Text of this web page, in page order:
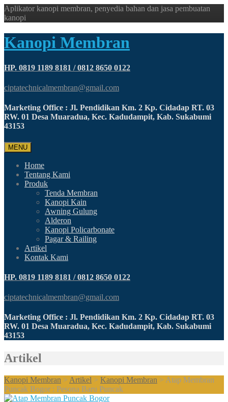
Aplikator kanopi membran, penyedia bahan dan jasa pembuatan
kanopi
Kanopi Membran
HP. 0819 1189 8181 / 0812 8650 0122
ciptatechnicalmembran@gmail.com
Marketing Office : Jl. Pendidikan Km. 2 Kp. Cidadap RT. 03
RW. 01 Desa Muaradua, Kec. Kadudampit, Kab. Sukabumi
43153
MENU
Home
Tentang Kami
Produk
Tenda Membran
Kanopi Kain
Awning Gulung
Alderon
Kanopi Policarbonate
Pagar & Railing
Artikel
Kontak Kami
HP. 0819 1189 8181 / 0812 8650 0122
ciptatechnicalmembran@gmail.com
Marketing Office : Jl. Pendidikan Km. 2 Kp. Cidadap RT. 03
RW. 01 Desa Muaradua, Kec. Kadudampit, Kab. Sukabumi
43153
Artikel
Kanopi Membran > Artikel > Kanopi Membran > Atap Membran
Puncak Bogor : Pesona Baru Puncak